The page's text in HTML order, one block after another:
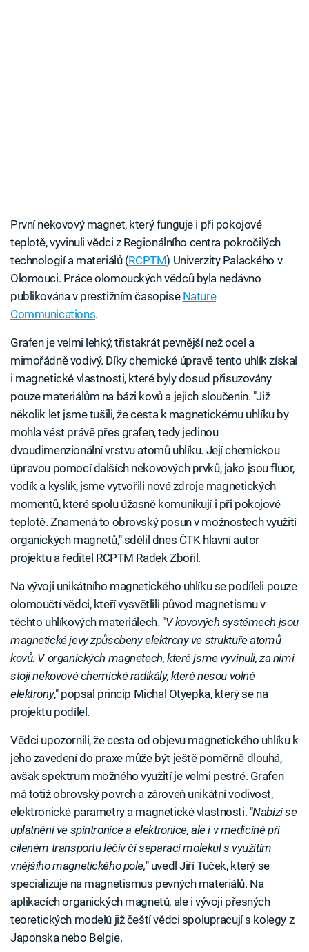
První nekovový magnet, který funguje i při pokojové
teplotě, vyvinuli vědci z Regionálního centra pokročilých
technologií a materiálů (RCPTM) Univerzity Palackého v
Olomouci. Práce olomouckých vědců byla nedávno
publikována v prestižním časopise Nature
Communications.
Grafen je velmi lehký, třistakrát pevnější než ocel a
mimořádně vodivý. Díky chemické úpravě tento uhlík získal
i magnetické vlastnosti, které byly dosud přisuzovány
pouze materiálům na bázi kovů a jejich sloučenin. "Již
několik let jsme tušili, že cesta k magnetickému uhlíku by
mohla vést právě přes grafen, tedy jedinou
dvoudimenzionální vrstvu atomů uhlíku. Její chemickou
úpravou pomocí dalších nekovových prvků, jako jsou fluor,
vodík a kyslík, jsme vytvořili nové zdroje magnetických
momentů, které spolu úžasně komunikují i při pokojové
teplotě. Znamená to obrovský posun v možnostech využití
organických magnetů," sdělil dnes ČTK hlavní autor
projektu a ředitel RCPTM Radek Zbořil.
Na vývoji unikátního magnetického uhlíku se podíleli pouze
olomoučtí vědci, kteří vysvětlili původ magnetismu v
těchto uhlíkových materiálech. "V kovových systémech jsou
magnetické jevy způsobeny elektrony ve struktuře atomů
kovů. V organických magnetech, které jsme vyvinuli, za nimi
stojí nekovové chemické radikály, které nesou volné
elektrony," popsal princip Michal Otyepka, který se na
projektu podílel.
Vědci upozornili, že cesta od objevu magnetického uhlíku k
jeho zavedení do praxe může být ještě poměrně dlouhá,
avšak spektrum možného využití je velmi pestré. Grafen
má totiž obrovský povrch a zároveň unikátní vodivost,
elektronické parametry a magnetické vlastnosti. "Nabízí se
uplatnění ve spintronice a elektronice, ale i v medicíně při
cíleném transportu léčiv či separaci molekul s využitím
vnějšího magnetického pole," uvedl Jiří Tuček, který se
specializuje na magnetismus pevných materiálů. Na
aplikacích organických magnetů, ale i vývoji přesných
teoretických modelů již čeští vědci spolupracují s kolegy z
Japonska nebo Belgie.